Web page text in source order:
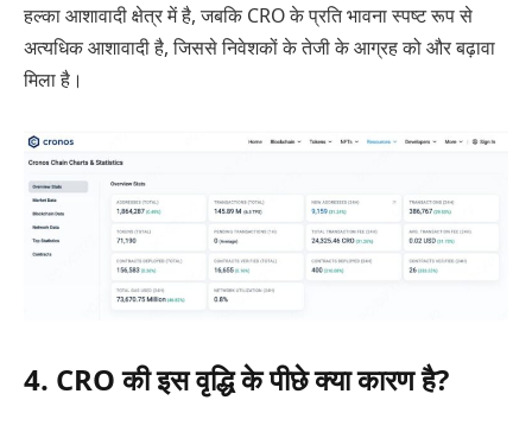
हल्का आशावादी क्षेत्र में है, जबकि CRO के प्रति भावना स्पष्ट रूप से
अत्यधिक आशावादी है, जिससे निवेशकों के तेजी के आग्रह को और बढ़ावा
मिला है।
4. CRO की इस वृद्धि के पीछे क्या कारण है?